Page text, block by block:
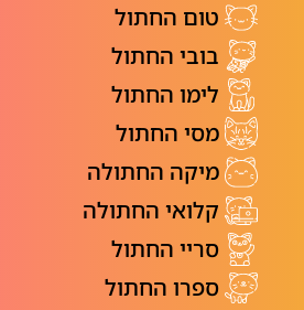
טום החתול
בובי החתול
לימו החתול
מסי החתול
מיקה החתולה
קלואי החתולה
סריי החתול
ספרו החתול